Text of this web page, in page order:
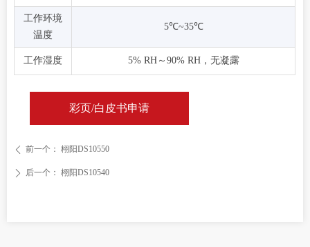
工作环境
温度
5℃~35℃
工作湿度 5% RH～90% RH，无凝露
ꄴ 前一个： 栩阳DS10550
ꄲ 后一个： 栩阳DS10540
彩页/白皮书申请